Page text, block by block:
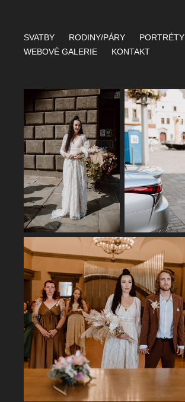
SVATBY RODINY/PÁRY PORTRÉTY
WEBOVÉ GALERIE
KONTAKT